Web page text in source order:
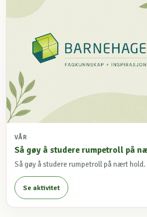
VÅR
Så gøy å studere rumpetroll på
Så gøy å studere rumpetroll på nært hold.
Se aktivitet